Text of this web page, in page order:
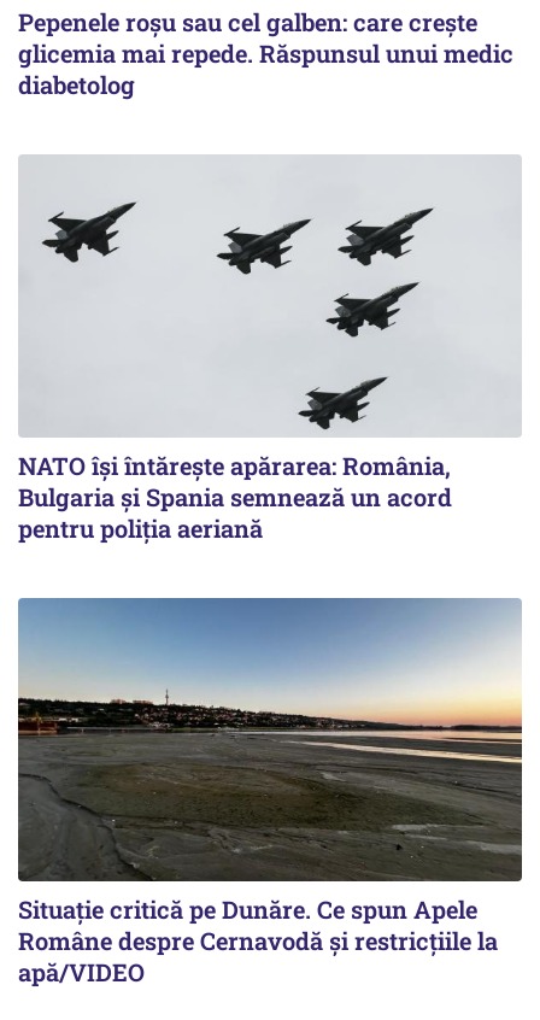
Pepenele roșu sau cel galben: care crește
glicemia mai repede. Răspunsul unui medic
diabetolog
NATO își întărește apărarea: România,
Bulgaria și Spania semnează un acord
pentru poliția aeriană
Situație critică pe Dunăre. Ce spun Apele
Române despre Cernavodă și restricțiile la
apă/VIDEO